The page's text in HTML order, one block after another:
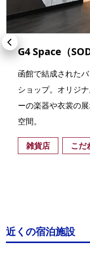
G4 Space（
函館で結成された
ショップ。オリジ
ーの楽器や衣裳の
空間。
雑貨店 こだ
近くの宿泊施設